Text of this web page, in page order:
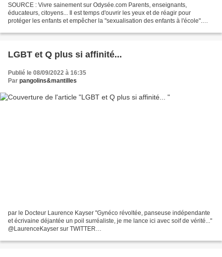
SOURCE : Vivre sainement sur Odysée.com Parents, enseignants,
éducateurs, citoyens... Il est temps d'ouvrir les yeux et de réagir pour
protéger les enfants et empêcher la "sexualisation des enfants à l'école".
LGBT et Q plus si affinité...
Publié le 08/09/2022 à 16:35
Par pangolins&mantilles
par le Docteur Laurence Kayser "Gynéco révoltée, panseuse indépendante
et écrivaine déjantée un poil surréaliste, je me lance ici avec soif de vérité..."
@LaurenceKayser sur TWITTER
_ LGBTQ… :...